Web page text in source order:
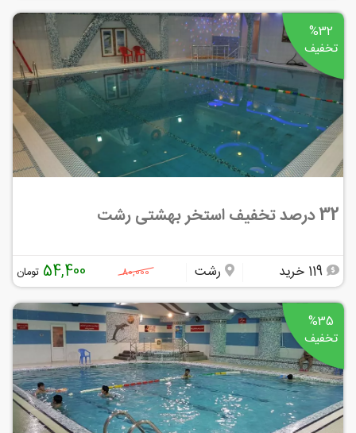
%32
تخفیف
32 درصد تخفیف استخر بهشتی رشت
رشت 80,000
54,400 تومان
%35
تخفیف